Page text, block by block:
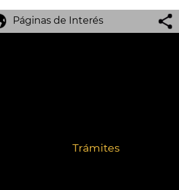
Páginas de Interés
Trámites